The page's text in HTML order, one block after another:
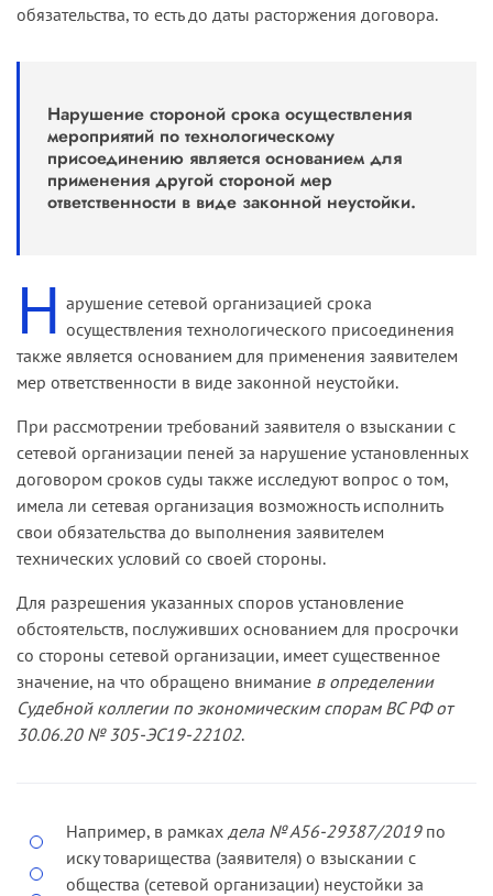
Согласно пункту 3 статьи 1 ГК РФ при
гражданских обязанностей участники
гражданских правоотношений должны
действовать добросовестно. В силу пункта 4
статьи 1 ГК РФ никто не вправе извлекать
преимущество из своего незаконного или
внимание, что сетевая организация выполнила
мероприятия, согласованные в технических
условиях, после истечения срока их действия.
сроков выполнения мероприятий по
технологическому присоединению вызвано
просрочкой исполнения своих обязательств
обществом, в действиях заявителя отсутствует
вина, что исключает возможность привлечения
его к ответственности в виде взыскания
обязательства, то есть до даты расторжения договора.
Нарушение стороной срока осуществления
мероприятий по технологическому
присоединению является основанием для
применения другой стороной мер
ответственности в виде законной неустойки.
Н арушение сетевой организацией срока
осуществления технологического присоединения
также является основанием для применения заявителем
мер ответственности в виде законной неустойки.
При рассмотрении требований заявителя о взыскании с
сетевой организации пеней за нарушение установленных
договором сроков суды также исследуют вопрос о том,
имела ли сетевая организация возможность исполнить
свои обязательства до выполнения заявителем
технических условий со своей стороны.
Для разрешения указанных споров установление
обстоятельств, послуживших основанием для просрочки
со стороны сетевой организации, имеет существенное
значение, на что обращено внимание в определении
Судебной коллегии по экономическим спорам ВС РФ от
30.06.20 № 305-ЭС19-22102.
Например, в рамках дела № А56-29387/2019по
иску товарищества (заявителя) о взыскании с
общества (сетевой организации) неустойки за